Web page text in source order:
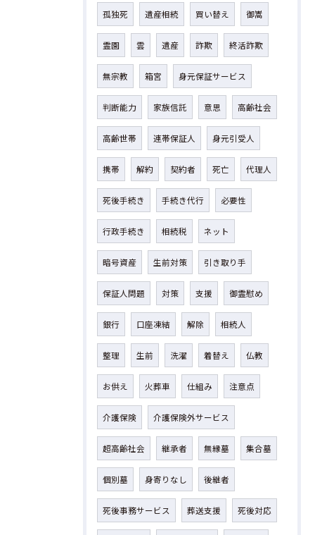
孤独死 遺産相続 買い替え 御嵩
霊園 雲 遺産 詐欺 終活詐欺
無宗教 箱宮 身元保証サービス
判断能力 家族信託 意思 高齢社会
高齢世帯 連帯保証人 身元引受人
携帯 解約 契約者 死亡 代理人
死後手続き 手続き代行 必要性
行政手続き 相続税 ネット
暗号資産 生前対策 引き取り手
保証人問題 対策 支援 御霊慰め
銀行 口座凍結 解除 相続人
整理 生前 洗濯 着替え 仏教
お供え 火葬車 仕組み 注意点
介護保険 介護保険外サービス
超高齢社会 継承者 無縁墓 集合墓
個別墓 身寄りなし 後継者
死後事務サービス 葬送支援 死後対応